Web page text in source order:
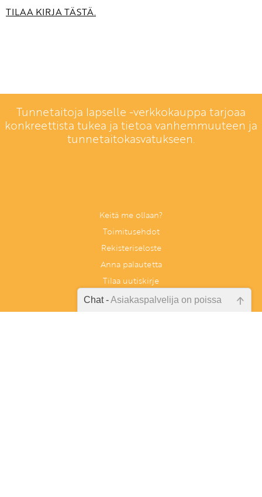
TILAA KIRJA TÄSTÄ.
Tunnetaitoja lapselle -verkkokauppa tarjoaa
konkreettista tukea ja tietoa vanhemmuuteen ja
tunnetaitokasvatukseen.
Keitä me ollaan?
Toimitusehdot
Rekisteriseloste
Anna palautetta
Tilaa uutiskirje
Peruutuslomake
Chat -Asiakaspalvelija on poissa